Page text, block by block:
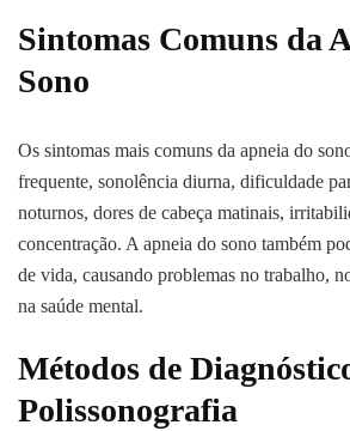
Sintomas Comuns da
Sono
Os sintomas mais comuns da apneia do
frequente, sonolência diurna, dificuldade
noturnos, dores de cabeça matinais,
concentração. A apneia do sono também
de vida, causando problemas no trabalho,
na saúde mental.
Métodos de
Polissonografia